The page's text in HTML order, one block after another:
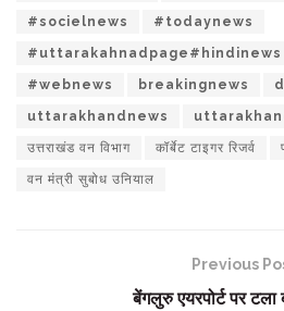
#socielnews #todaynews
#uttarakahnadpage#hindinews
#webnews breakingnews
uttarakhandnews
उत्तराखंड वन विभाग कॉर्बेट टाइगर रिजर्व
वन मंत्री सुबोध उनियाल
Previous
बेंगलुरु एयरपोर्ट पर टला